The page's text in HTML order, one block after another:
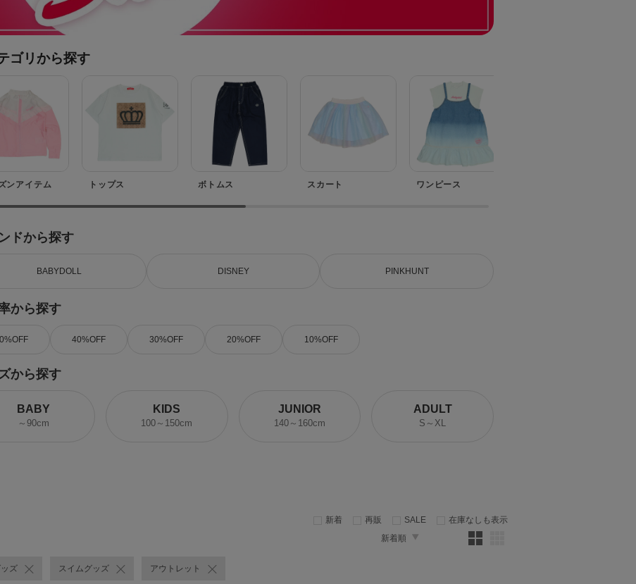
ゴリから探す
ンアイテム トップス ボトムス スカート ワンピース
ドから探す
BABYDOLL DISNEY PINKHUNT
から探す
40%OFF 30%OFF 20%OFF 10%OFF
から探す
BABY
～90cm
KIDS
100～150cm
JUNIOR
140～160cm
ADULT
S～XL
新着 再販 SALE
在庫なしも表示
新着順
ズ スイムグッズ アウトレット